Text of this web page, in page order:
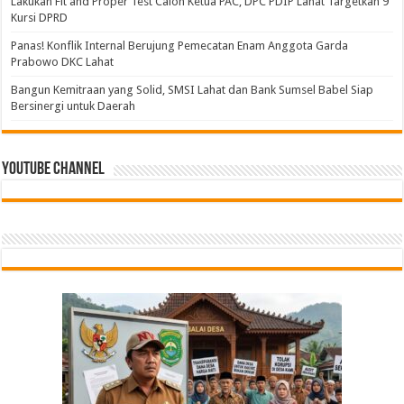
Kursi DPRD
Panas! Konflik Internal Berujung Pemecatan Enam Anggota Garda
Prabowo DKC Lahat
Bangun Kemitraan yang Solid, SMSI Lahat dan Bank Sumsel Babel Siap
Bersinergi untuk Daerah
Youtube Channel